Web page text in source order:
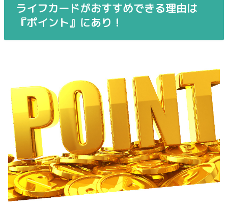
ライフカードがおすすめできる理由は
『ポイント』にあり！